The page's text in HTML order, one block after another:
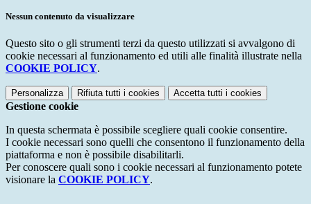
Nessun contenuto da visualizzare
Questo sito o gli strumenti terzi da questo utilizzati si avvalgono di
cookie necessari al funzionamento ed utili alle finalità illustrate nella
COOKIE POLICY.
Personalizza Rifiuta tutti i cookies Accetta tutti i cookies
Gestione cookie
In questa schermata è possibile scegliere quali cookie consentire.
I cookie necessari sono quelli che consentono il funzionamento della
piattaforma e non è possibile disabilitarli.
Per conoscere quali sono i cookie necessari al funzionamento potete
visionare la COOKIE POLICY.